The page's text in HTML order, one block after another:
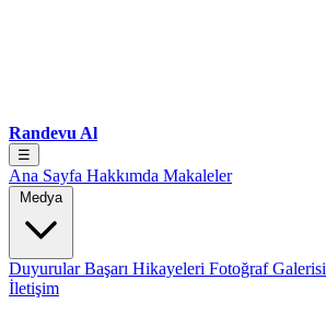
Randevu Al
☰
Ana Sayfa Hakkımda Makaleler
Medya
DuyurularBaşarı Hikayeleri Fotoğraf Galerisi
İletişim